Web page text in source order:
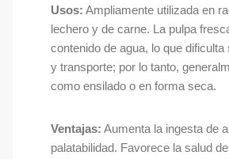
Usos: Ampliamente utilizada en
lechero y de carne. La pulpa
contenido de agua, lo que
y transporte; por lo tanto,
como ensilado o en forma seca.
Ventajas: Aumenta la ingesta de
palatabilidad. Favorece la salud